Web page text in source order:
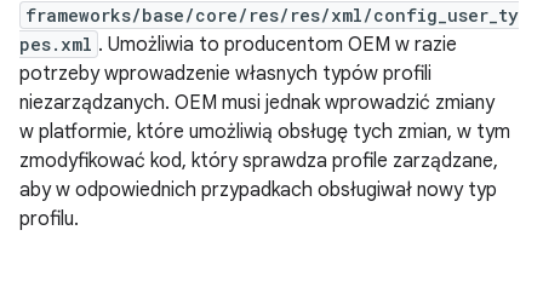
frameworks/base/core/res/res/xml/config_user_ty
pes.xml . Umożliwia to producentom OEM w razie
potrzeby wprowadzenie własnych typów profili
niezarządzanych. OEM musi jednak wprowadzić zmiany
w platformie, które umożliwią obsługę tych zmian, w tym
zmodyfikować kod, który sprawdza profile zarządzane,
aby w odpowiednich przypadkach obsługiwał nowy typ
profilu.